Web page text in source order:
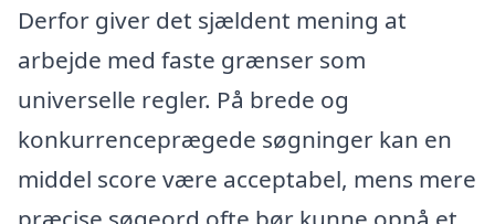
Derfor giver det sjældent mening at
arbejde med faste grænser som
universelle regler. På brede og
konkurrenceprægede søgninger kan en
middel score være acceptabel, mens mere